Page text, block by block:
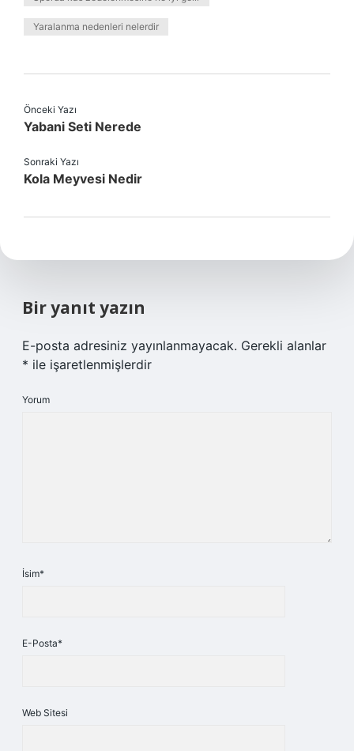
Yaralanma nedenleri nelerdir
Önceki Yazı
Yabani Seti Nerede
Sonraki Yazı
Kola Meyvesi Nedir
Bir yanıt yazın
E-posta adresiniz yayınlanmayacak. Gerekli alanlar
* ile işaretlenmişlerdir
Yorum
İsim*
E-Posta*
Web Sitesi